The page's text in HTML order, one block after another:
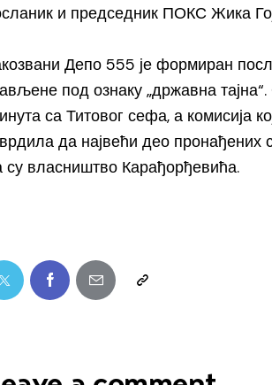
и председник ПОКС Жика
Депо 555 је формиран
под ознаку „државна
са Титовог сефа, а комисија
да највећи део пронађених
су власништво Карађорђевића.